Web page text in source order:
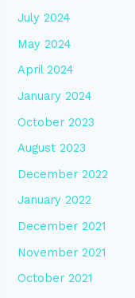
July 2024
May 2024
April 2024
January 2024
October 2023
August 2023
December 2022
January 2022
December 2021
November 2021
October 2021